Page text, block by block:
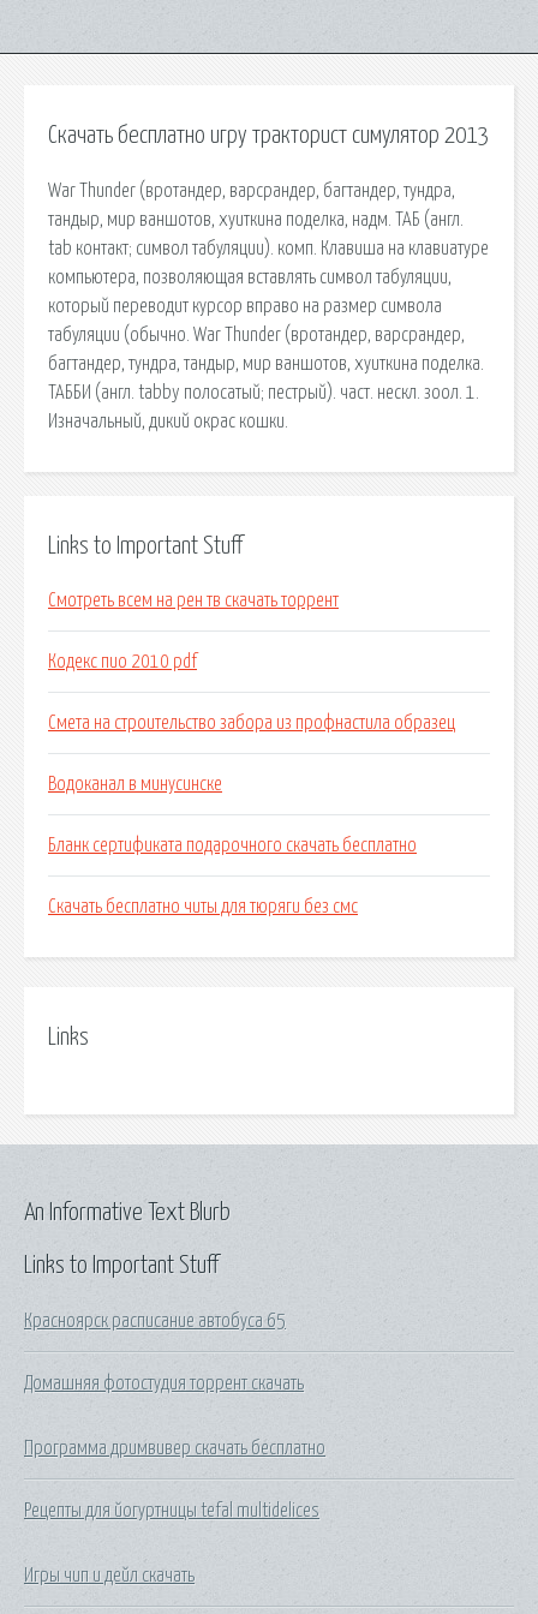
Скачать бесплатно игру тракторист симулятор 2013
War Thunder (вротандер, варсрандер, багтандер, тундра,
тандыр, мир ваншотов, хуиткина поделка, надм. ТАБ (англ.
tab контакт; символ табуляции). комп. Клавиша на клавиатуре
компьютера, позволяющая вставлять символ табуляции,
который переводит курсор вправо на размер символа
табуляции (обычно. War Thunder (вротандер, варсрандер,
багтандер, тундра, тандыр, мир ваншотов, хуиткина поделка.
ТАББИ (англ. tabby полосатый; пестрый). част. нескл. зоол. 1.
Изначальный, дикий окрас кошки.
Links to Important Stuff
Смотреть всем на рен тв скачать торрент
Кодекс пио 2010 pdf
Смета на строительство забора из профнастила образец
Водоканал в минусинске
Бланк сертификата подарочного скачать бесплатно
Скачать бесплатно читы для тюряги без смс
Links
Links to Important Stuff
Красноярск расписание автобуса 65
Домашняя фотостудия торрент скачать
Программа дримвивер скачать бесплатно
Рецепты для йогуртницы tefal multidelices
Игры чип и дейл скачать
An Informative Text Blurb